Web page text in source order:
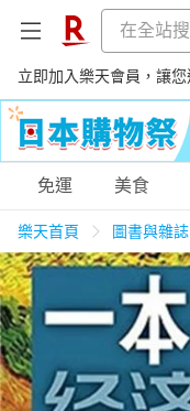
立即加入樂天會員，讓您
購物網分類
美
居家生活 3C
免運 美食
樂天首頁 圖書與雜誌